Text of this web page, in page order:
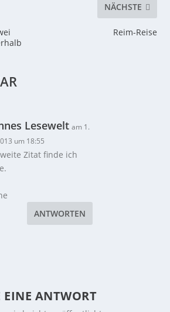
NÄCHSTE
Reim-Reise
Lesewelt am 1.
um 18:55
Zitat finde ich
ANTWORTEN
EINE ANTWORT